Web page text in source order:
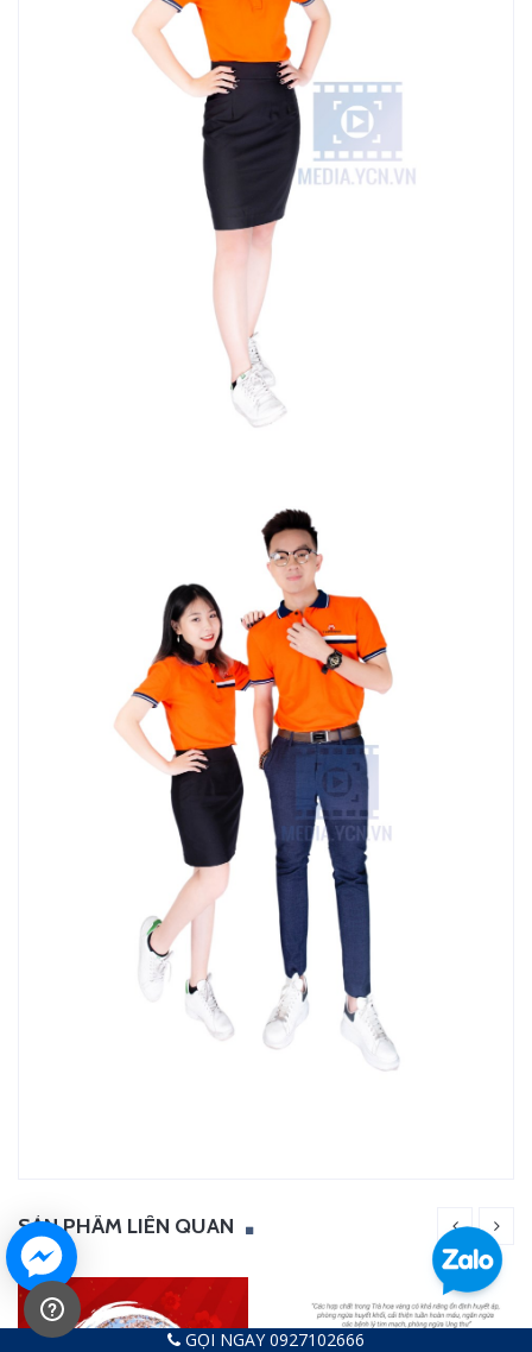
SẢN PHẨM LIÊN QUAN
GỌI NGAY 0927102666